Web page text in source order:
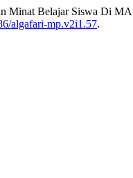
Minat Belajar Siswa Di
algafari-mp.v2i1.57.